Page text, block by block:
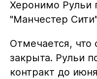
Херонимо Рульи
"Манчестер
Отмечается,
закрыта. Рульи
контракт до